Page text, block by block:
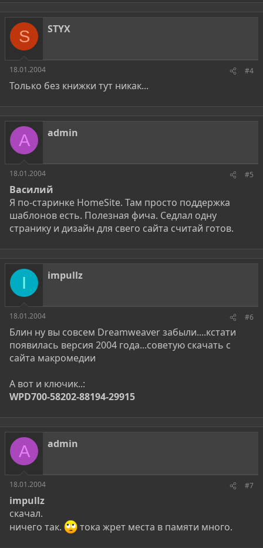
S STYX
18.01.2004 #4
Только без книжки тут никак...
A admin
18.01.2004 #5
Василий
Я по-старинке HomeSite. Там просто поддержка
шаблонов есть. Полезная фича. Седлал одну
странику и дизайн для свего сайта считай готов.
I impullz
18.01.2004 #6
Блин ну вы совсем Dreamweaver забыли....кстати
появилась версия 2004 года...советую скачать с
сайта макромедии
А вот и ключик..:
WPD700-58202-88194-29915
A admin
18.01.2004 #7
impullz
скачал.
ничего так.
тока жрет места в памяти много.